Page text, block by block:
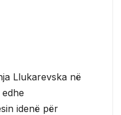
Llukarevska në
idenë për